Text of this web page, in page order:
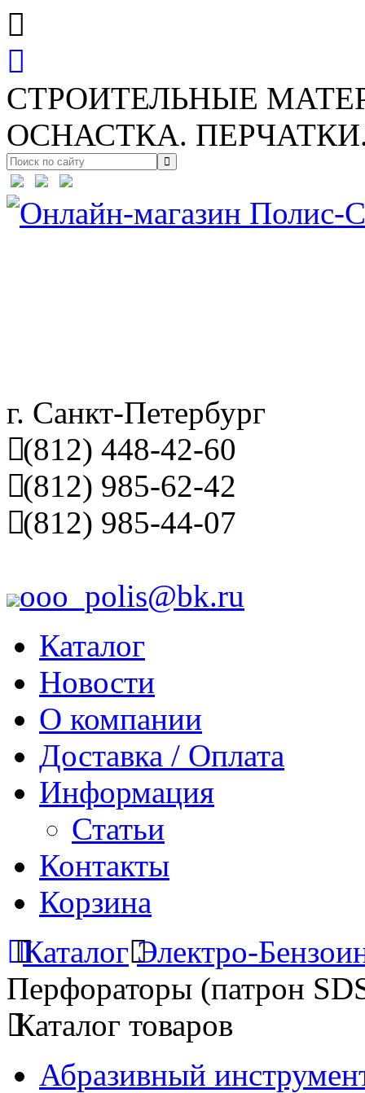
СТРОИТЕЛЬНЫЕ
ОСНАСТКА.
г. Санкт-Петербург
(812) 448-42-60
(812) 985-62-42
(812) 985-44-07
ooo_polis@bk.ru
Каталог
Новости
О компании
Доставка / Оплата
Информация
Статьи
Контакты
Корзина
Каталог Электро-
Перфораторы (патрон
Каталог товаров
Абразивный